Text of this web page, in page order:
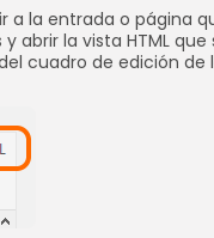
a la entrada o página
abrir la vista HTML
cuadro de edición de